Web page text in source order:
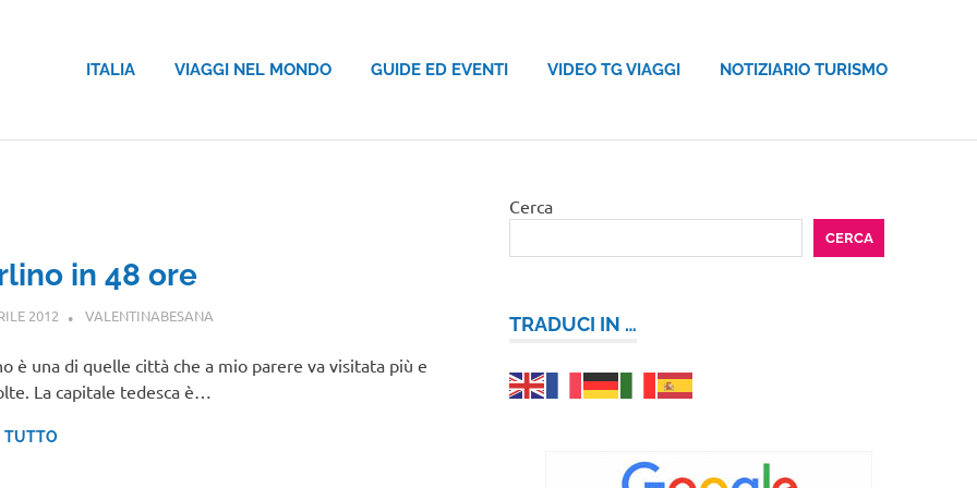
ITALIA VIAGGI NEL MONDO GUIDE ED EVENTI VIDEO TG VIAGGI NOTIZIARIO TURISMO
in 48 ore
2012 VALENTINABESANA
è una di quelle città che a mio parere va visitata più e
La capitale tedesca è…
TUTTO
Cerca
CERCA
TRADUCI IN …